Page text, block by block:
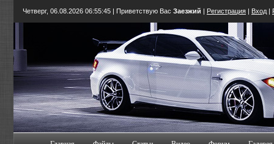
Четверг, 06.08.2026 06:55:46 | Приветствую Вас Заезжий | Регистрация | Вход |